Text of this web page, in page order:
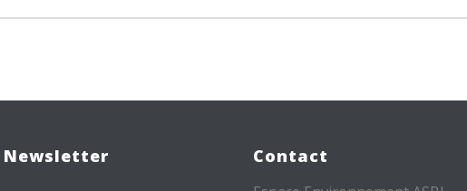
Newsletter Contact